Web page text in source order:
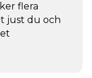
flera
just du och